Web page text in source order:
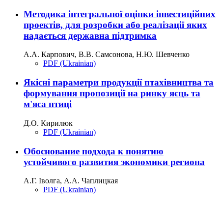
Методика інтегральної оцінки інвестиційних
проектів, для розробки або реалізації яких
надається державна підтримка
А.А. Карпович, В.В. Самсонова, Н.Ю. Шевченко
PDF (Ukrainian)
Якісні параметри продукції птахівництва та
формування пропозиції на ринку яєць та
м'яса птиці
Д.О. Кирилюк
PDF (Ukrainian)
Обоснование подхода к понятию
устойчивого развития экономики региона
А.Г. Іволга, А.А. Чаплицкая
PDF (Ukrainian)